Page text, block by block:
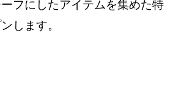
フにしたアイテムを集めた特
します。